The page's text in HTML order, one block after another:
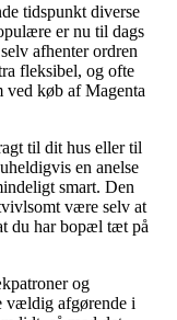
tidspunkt diverse
er nu til dags
afhenter ordren
fleksibel, og ofte
ved køb af Magenta
til dit hus eller til
en anelse
smart. Den
være selv at
du har bopæl tæt på
og
vældig afgørende i